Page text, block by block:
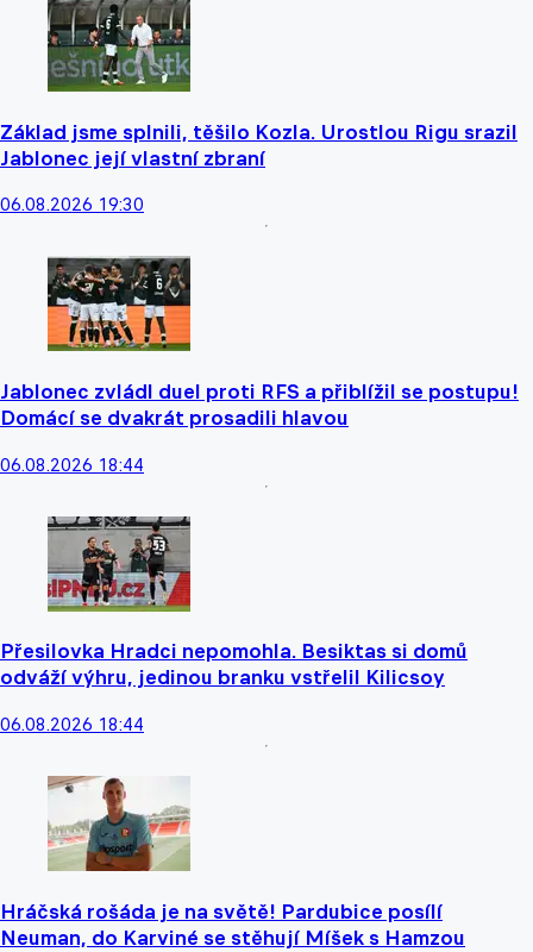
Základ jsme splnili, těšilo Kozla. Urostlou Rigu srazil
Jablonec její vlastní zbraní
06.08.2026 19:30
Jablonec zvládl duel proti RFS a přiblížil se postupu!
Domácí se dvakrát prosadili hlavou
06.08.2026 18:44
Přesilovka Hradci nepomohla. Besiktas si domů
odváží výhru, jedinou branku vstřelil Kilicsoy
06.08.2026 18:44
Hráčská rošáda je na světě! Pardubice posílí
Neuman, do Karviné se stěhují Míšek s Hamzou